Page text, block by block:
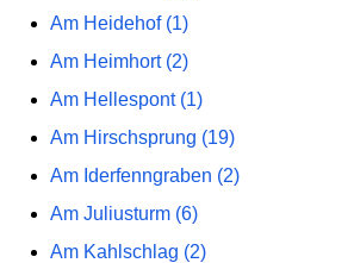
Am Heidehof (1)
Am Heimhort (2)
Am Hellespont (1)
Am Hirschsprung (19)
Am Iderfenngraben (2)
Am Juliusturm (6)
Am Kahlschlag (2)